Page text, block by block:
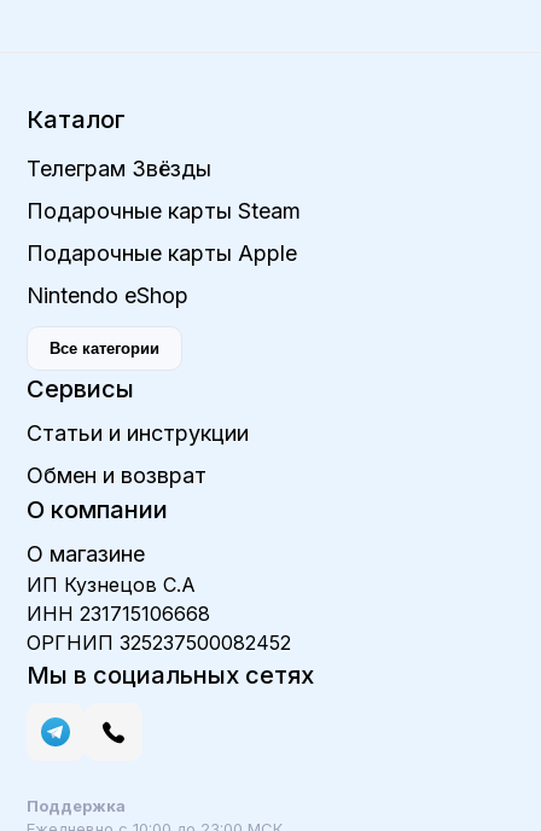
Каталог
Телеграм Звёзды
Подарочные карты Steam
Подарочные карты Apple
Nintendo eShop
Все категории
Сервисы
Статьи и инструкции
Обмен и возврат
О компании
О магазине
ИП Кузнецов С.А
ИНН 231715106668
ОРГНИП 325237500082452
Мы в социальных сетях
Поддержка